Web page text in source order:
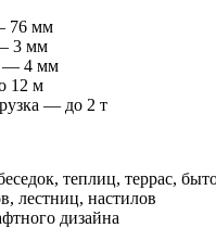
76 мм
3 мм
— 4 мм
12 м
— до 2 т
теплиц, террас,
лестниц, настилов
дизайна